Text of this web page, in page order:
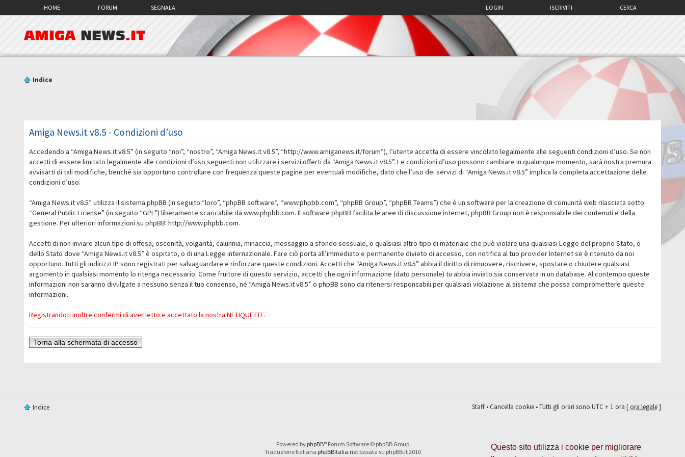
Questo sito utilizza i cookie per migliorare
HOME FORUM SEGNALA CERCA
ISCRIVITI
LOGIN
AMIGA NEWS.IT
Indice
Amiga News.it v8.5 - Condizioni d’uso
Accedendo a “Amiga News.it v8.5” (in seguito “noi”, “nostro”, “Amiga News.it v8.5”, “http://www.amiganews.it/forum”), l’utente accetta di essere vincolato legalmente alle seguenti condizioni d’uso. Se non
accetti di essere limitato legalmente alle condizioni d’uso seguenti non utilizzare i servizi offerti da “Amiga News.it v8.5”. Le condizioni d’uso possono cambiare in qualunque momento, sarà nostra premura
avvisarti di tali modifiche, benché sia opportuno controllare con frequenza queste pagine per eventuali modifiche, dato che l’uso dei servizi di “Amiga News.it v8.5” implica la completa accettazione delle
condizioni d’uso.
“Amiga News.it v8.5” utilizza il sistema phpBB (in seguito “loro”, “phpBB software”, “www.phpbb.com”, “phpBB Group”, “phpBB Teams”) che è un software per la creazione di comunità web rilasciata sotto
“General Public License” (in seguito “GPL”) liberamente scaricabile dawww.phpbb.com. Il software phpBB facilita le aree di discussione internet, phpBB Group non è responsabile dei contenuti e della
gestione. Per ulteriori informazioni su phpBB:http://www.phpbb.com.
Accetti di non inviare alcun tipo di offesa, oscenità, volgarità, calunnia, minaccia, messaggio a sfondo sessuale, o qualsiasi altro tipo di materiale che può violare una qualsiasi Legge del proprio Stato, o
dello Stato dove “Amiga News.it v8.5” è ospitato, o di una Legge internazionale. Fare ciò porta all’immediato e permanente divieto di accesso, con notifica al tuo provider Internet se è ritenuto da noi
opportuno. Tutti gli indirizzi IP sono registrati per salvaguardare e rinforzare queste condizioni. Accetti che “Amiga News.it v8.5” abbia il diritto di rimuovere, riscrivere, spostare o chiudere qualsiasi
argomento in qualsiasi momento lo ritenga necessario. Come fruitore di questo servizio, accetti che ogni informazione (dato personale) tu abbia inviato sia conservata in un database. Al contempo queste
informazioni non saranno divulgate a nessuno senza il tuo consenso, né “Amiga News.it v8.5” o phpBB sono da ritenersi responsabili per qualsiasi violazione al sistema che possa compromettere queste
informazioni.
Registrandoti inoltre confermi di aver letto e accettato la nostra NETIQUETTE.
Torna alla schermata di accesso
Indice Staff•Cancella cookie• Tutti gli orari sono UTC + 1 ora [ora legale]
Powered by phpBB® Forum Software © phpBB Group
Traduzione Italiana phpBBItalia.netbasata su phpBB.it 2010